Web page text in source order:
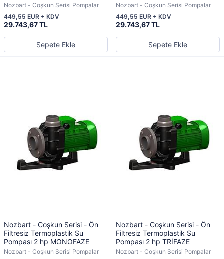
Nozbart - Coşkun Serisi Pompalar
29.743,67 TL
449,55 EUR + KDV
Sepete Ekle
Nozbart - Coşkun Serisi Pompalar
29.743,67 TL
449,55 EUR + KDV
Sepete Ekle
Nozbart - Coşkun Serisi - Ön
Filtresiz Termoplastik Su
Pompası 2 hp MONOFAZE
Nozbart - Coşkun Serisi Pompalar
Nozbart - Coşkun Serisi - Ön
Filtresiz Termoplastik Su
Pompası 2 hp TRİFAZE
Nozbart - Coşkun Serisi Pompalar